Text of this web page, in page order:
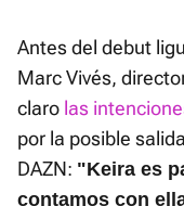
Antes del debut
Marc Vivés,
claro las
por la posible
DAZN: "Keira es
contamos con